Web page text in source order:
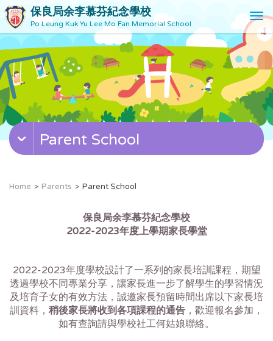
保良局余李慕芬紀念學校
Po Leung Kuk Yu Lee Mo Fan Memorial School
T
o
g
l
e
v
g
Parent School
Home Parents Parent School
保良局余李慕芬紀念學校
2022-2023年度上學期家長學堂
2022-2023年度學校設計了一系列的家長培訓課程，期望
透過學校不同專業分享，讓家長進一步了解學生的學習情況
及培育子女的有效方法，誠邀家長預留時間出席以下家長培
訓資料， 稍後家長將收到各項課程的通告 ，歡迎報名參加，
如有查詢請與學校社工何姑娘聯絡。